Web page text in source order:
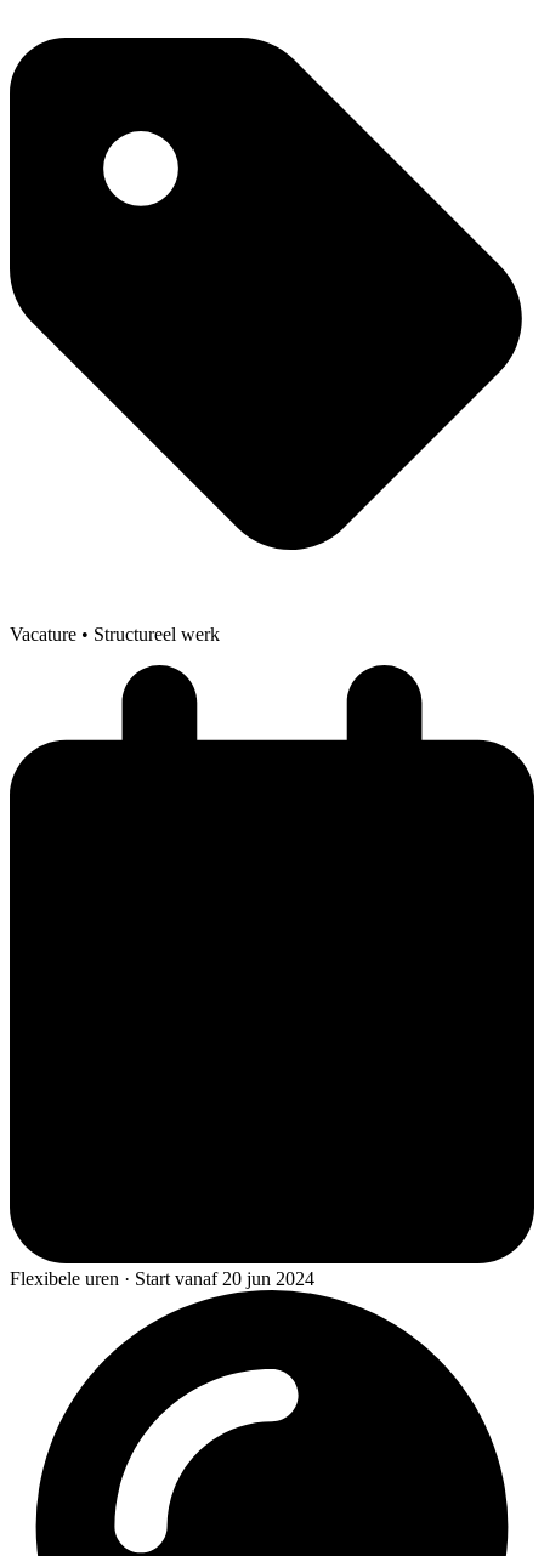
Vacature • Structureel werk
Flexibele uren · Start vanaf 20 jun 2024